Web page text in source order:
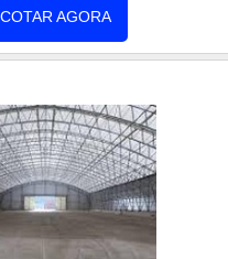
de cobertura é indicado para:
Servir de sombreamento para
Uma das....
COTAR AGORA